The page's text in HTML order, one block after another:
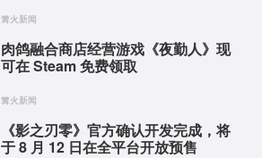
篝火新闻
肉鸽融合商店经营游戏《夜勤人》现
可在 Steam 免费领取
篝火新闻
《影之刃零》官方确认开发完成，将
于 8 月 12 日在全平台开放预售